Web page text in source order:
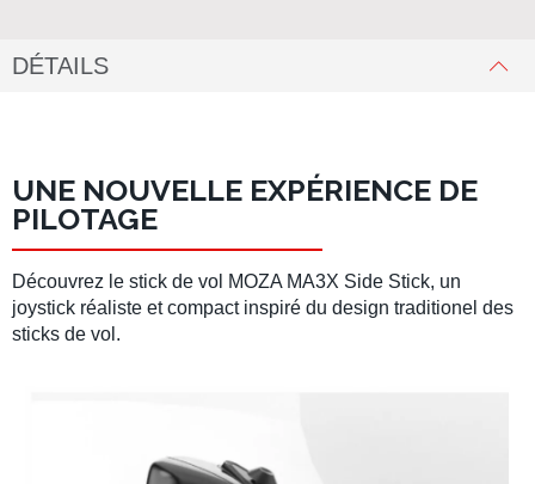
DÉTAILS
UNE NOUVELLE EXPÉRIENCE DE
PILOTAGE
Découvrez le stick de vol MOZA MA3X Side Stick, un
joystick réaliste et compact inspiré du design traditionel des
sticks de vol.